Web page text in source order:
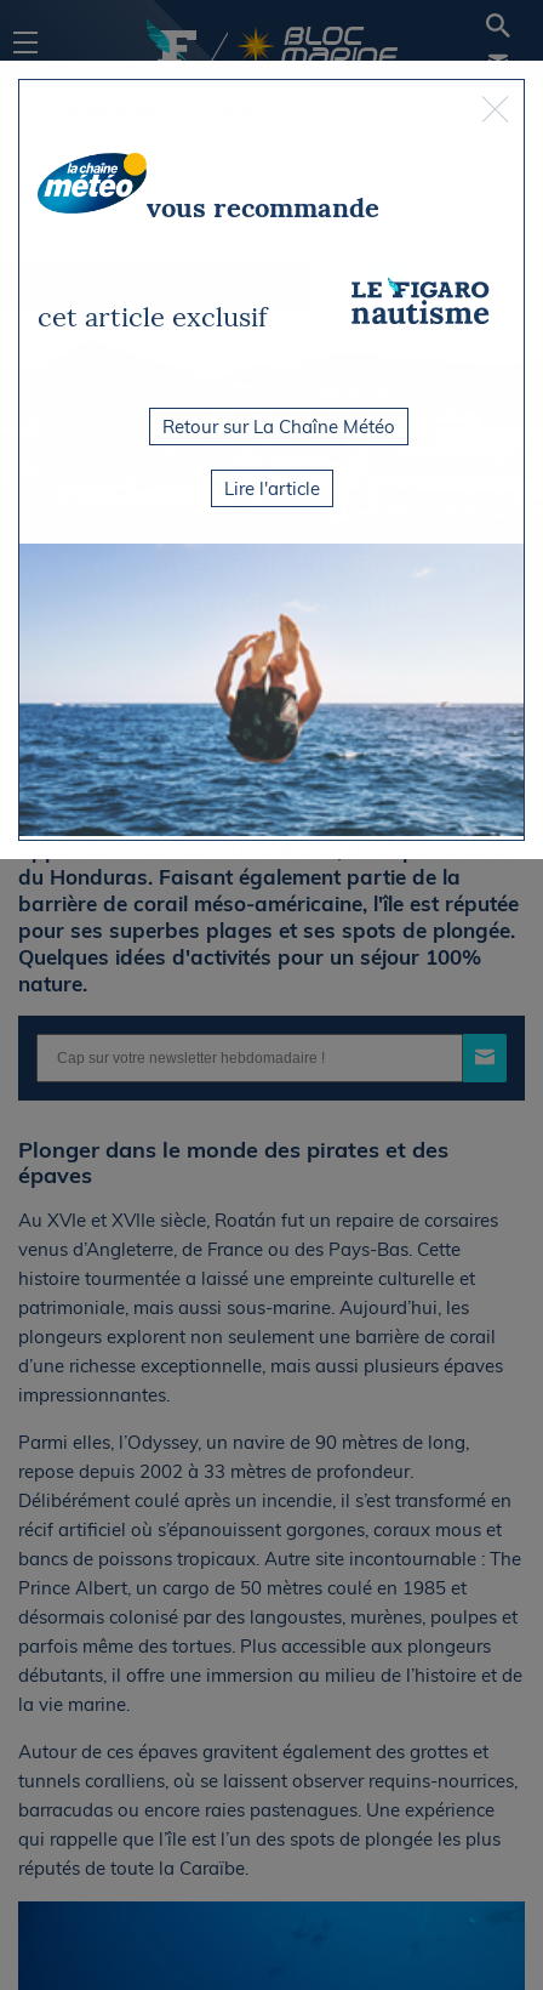
Carnets de voyage
A la découverte de l'île de Roatan
et ses activités insolites
© AdobeStock
Par Le Figaro Nautisme
Mercredi 1 octobre 2025 à 10h29
L’île de Roatan se situe dans les Caraïbes et
appartient aux Islas de la Bahia, un département
du Honduras. Faisant également partie de la
barrière de corail méso-américaine, l'île est réputée
pour ses superbes plages et ses spots de plongée.
Quelques idées d'activités pour un séjour 100%
nature.
Plonger dans le monde des pirates et des
épaves
Au XVIe et XVIIe siècle, Roatán fut un repaire de corsaires
venus d’Angleterre, de France ou des Pays-Bas. Cette
histoire tourmentée a laissé une empreinte culturelle et
patrimoniale, mais aussi sous-marine. Aujourd’hui, les
plongeurs explorent non seulement une barrière de corail
d’une richesse exceptionnelle, mais aussi plusieurs épaves
impressionnantes.
Parmi elles, l’Odyssey, un navire de 90 mètres de long,
repose depuis 2002 à 33 mètres de profondeur.
Délibérément coulé après un incendie, il s’est transformé en
récif artificiel où s’épanouissent gorgones, coraux mous et
bancs de poissons tropicaux. Autre site incontournable : The
Prince Albert, un cargo de 50 mètres coulé en 1985 et
désormais colonisé par des langoustes, murènes, poulpes et
parfois même des tortues. Plus accessible aux plongeurs
débutants, il offre une immersion au milieu de l’histoire et de
la vie marine.
Autour de ces épaves gravitent également des grottes et
tunnels coralliens, où se laissent observer requins-nourrices,
barracudas ou encore raies pastenagues. Une expérience
qui rappelle que l’île est l’un des spots de plongée les plus
réputés de toute la Caraïbe.
vous recommande
cet article exclusif
Retour sur La Chaîne Météo
Lire l'article